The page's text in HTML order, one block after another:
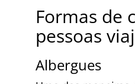
Formas de
pessoas
Albergues